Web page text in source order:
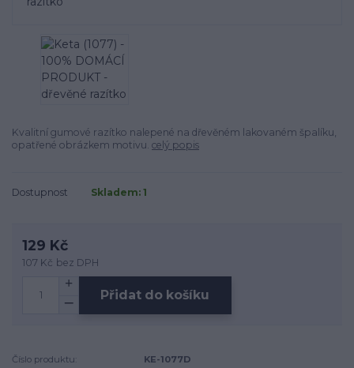
Kvalitní gumové razítko nalepené na dřevěném lakovaném špalíku,
opatřené obrázkem motivu. celý popis
Dostupnost Skladem: 1
129 Kč
107 Kč bez DPH
Přidat do košíku
Číslo produktu:
KE-1077D